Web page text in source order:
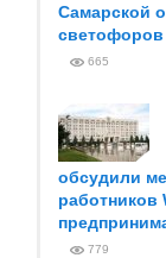
Самарской
светофоров
665
обсудили
работников
779